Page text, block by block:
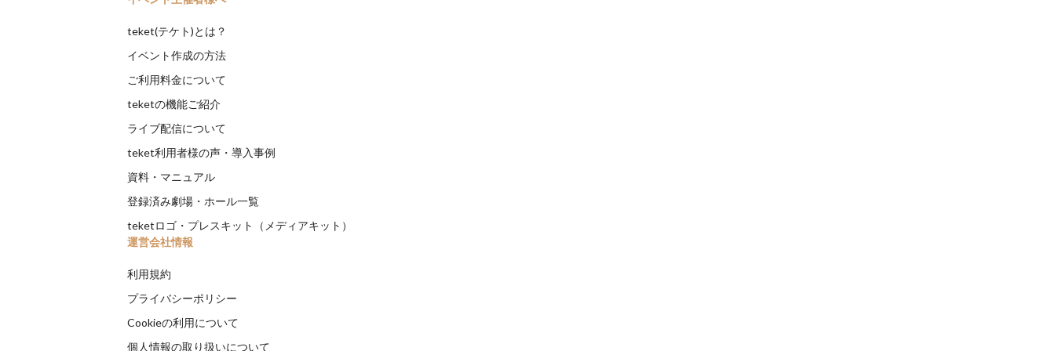
teket(テケト)とは？
イベント作成の方法
ご利用料金について
teketの機能ご紹介
ライブ配信について
teket利用者様の声・導入事例
資料・マニュアル
登録済み劇場・ホール一覧
teketロゴ・プレスキット（メディアキット）
運営会社情報
利用規約
プライバシーポリシー
Cookieの利用について
個人情報の取り扱いについて